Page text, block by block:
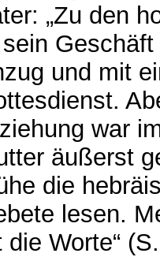
„Zu den
und mit
war
äußerst
die
lesen.
die Worte“